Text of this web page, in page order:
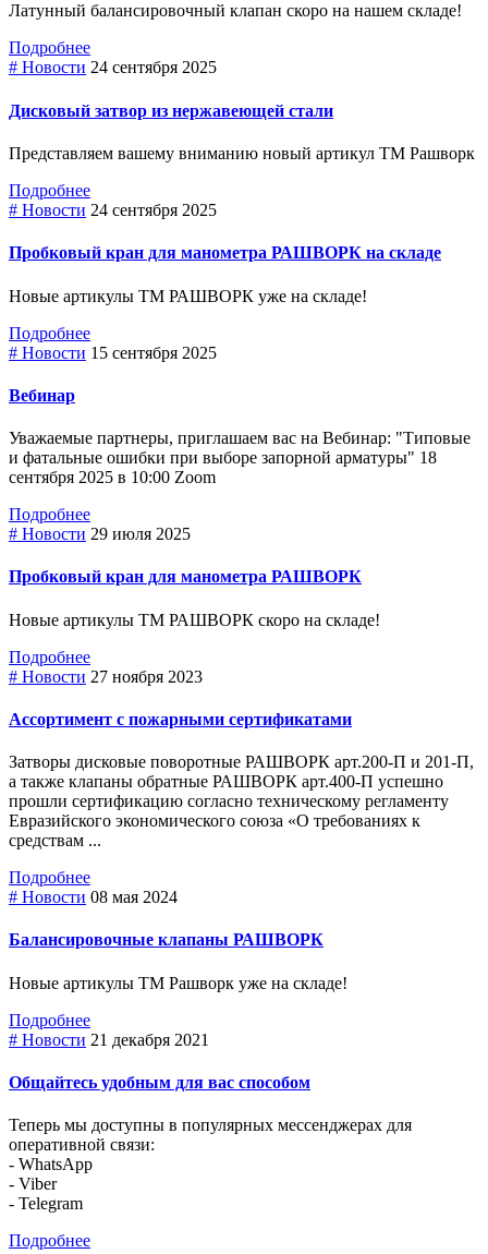
Латунный балансировочный клапан скоро на нашем складе!
Подробнее
# Новости 24 сентября 2025
Дисковый затвор из нержавеющей стали
Представляем вашему вниманию новый артикул ТМ Рашворк
Подробнее
# Новости 24 сентября 2025
Пробковый кран для манометра РАШВОРК на складе
Новые артикулы ТМ РАШВОРК уже на складе!
Подробнее
# Новости 15 сентября 2025
Вебинар
Уважаемые партнеры, приглашаем вас на Вебинар: "Типовые
и фатальные ошибки при выборе зaпopнoй арматуры" 18
сентября 2025 в 10:00 Zoom
Подробнее
# Новости 29 июля 2025
Пробковый кран для манометра РАШВОРК
Новые артикулы ТМ РАШВОРК скоро на складе!
Подробнее
# Новости 27 ноября 2023
Ассортимент с пожарными сертификатами
Затворы дисковые поворотные РАШВОРК арт.200-П и 201-П,
а также клапаны обратные РАШВОРК арт.400-П успешно
прошли сертификацию согласно техническому регламенту
Евразийского экономического союза «О требованиях к
средствам ...
Подробнее
# Новости 08 мая 2024
Балансировочные клапаны РАШВОРК
Новые артикулы ТМ Рашворк уже на складе!
Подробнее
# Новости 21 декабря 2021
Общайтесь удобным для вас способом
Теперь мы доступны в популярных мессенджерах для
оперативной связи:
- WhatsApp
- Viber
- Telegram
Подробнее